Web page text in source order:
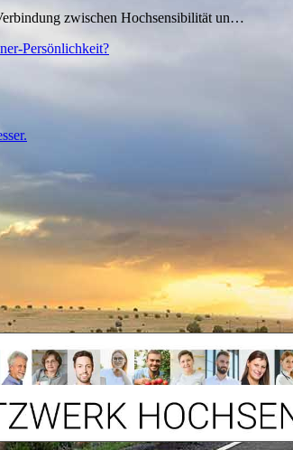
zwischen Hochsensibilität un…
Persönlichkeit?